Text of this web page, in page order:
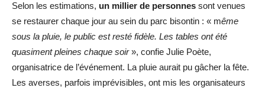
Selon les estimations, un millier de personnes sont venues
se restaurer chaque jour au sein du parc bisontin : « même
sous la pluie, le public est resté fidèle. Les tables ont été
quasiment pleines chaque soir», confie Julie Poète,
organisatrice de l’événement. La pluie aurait pu gâcher la fête.
Les averses, parfois imprévisibles, ont mis les organisateurs